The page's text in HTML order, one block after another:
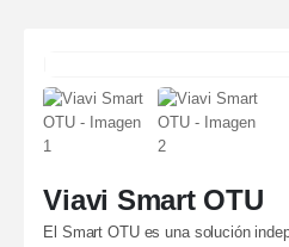
Viavi Smart OTU
El Smart OTU es una solución